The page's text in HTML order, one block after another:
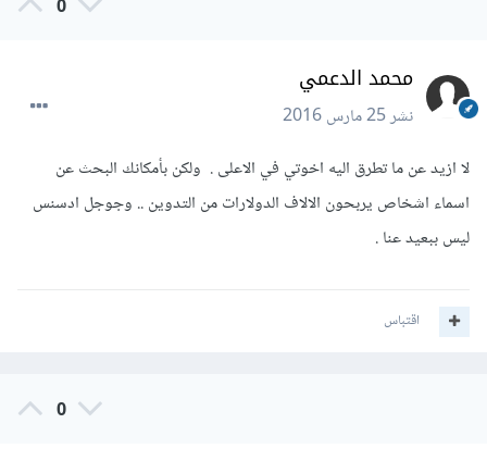
0
محمد الدعمي
نشر25 مارس 2016
لا ازيد عن ما تطرق اليه اخوتي في الاعلى . ولكن بأمكانك البحث عن
اسماء اشخاص يربحون الالاف الدولارات من التدوين .. وجوجل ادسنس
ليس ببعيد عنا .
اقتباس
0